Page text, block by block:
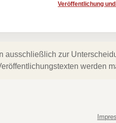
Veröffentlichung
ausschließlich zur
werden